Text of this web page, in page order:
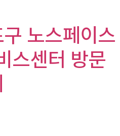
노스페이스
스센터 방문